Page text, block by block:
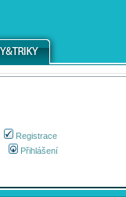
Registrace
Přihlášení